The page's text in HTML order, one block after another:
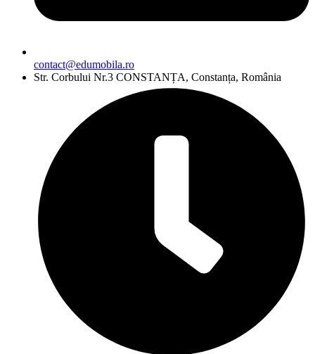
contact@edumobila.ro
Str. Corbului Nr.3 CONSTANȚA, Constanța, România